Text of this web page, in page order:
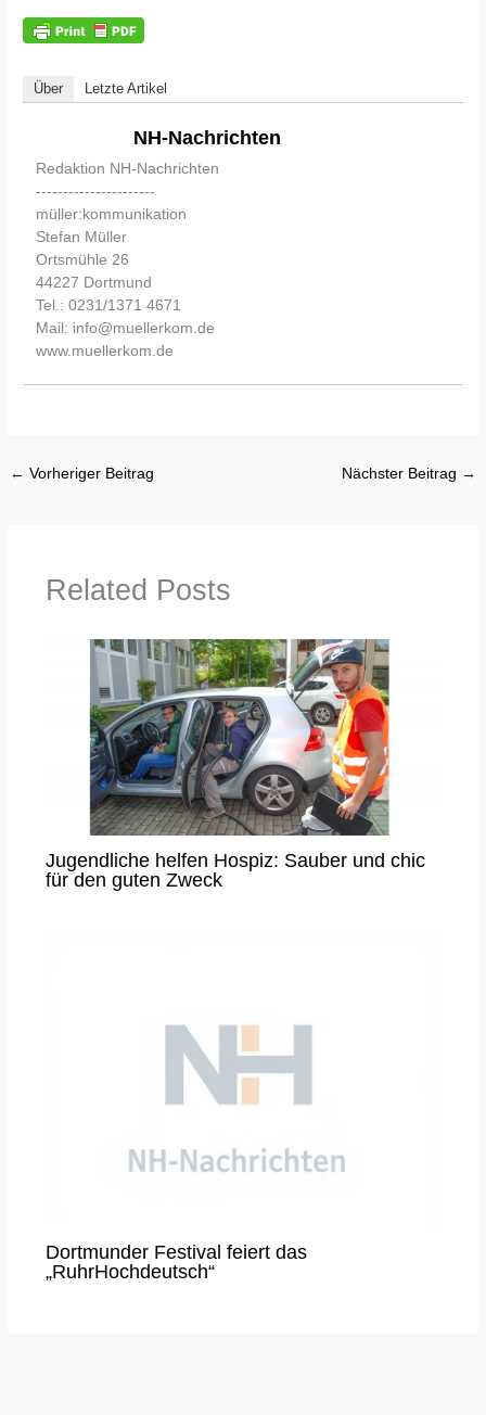
Über Letzte Artikel
NH-Nachrichten
Redaktion NH-Nachrichten
----------------------
müller:kommunikation
Stefan Müller
Ortsmühle 26
44227 Dortmund
Tel.: 0231/1371 4671
Mail: info@muellerkom.de
www.muellerkom.de
← Vorheriger Beitrag Nächster Beitrag →
Related Posts
Jugendliche helfen Hospiz: Sauber und chic
für den guten Zweck
Dortmunder Festival feiert das
„RuhrHochdeutsch“